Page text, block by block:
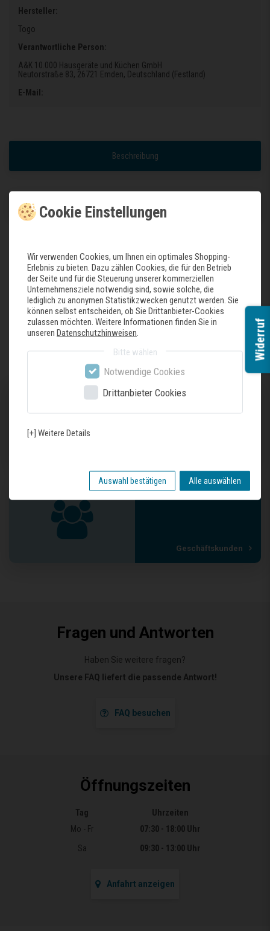
Hersteller:
Togo
Verantwortliche Person:
A&K 10.000 Hausgeräte und Küchen GmbH
Neutorstraße 83, 26721 Emden, Deutschland (Festland)
E-Mail:
Beschreibung
Weitere Details
Geeignet für alle Waschbecken der R-Serie mit Edelstahlstecker
Edelstahl
Zuletzt gesehene Produkte
Geschäftskunden
Fragen und Antworten
Haben Sie weitere fragen?
Unsere FAQ liefert die passende Antwort!
FAQ besuchen
Öffnungszeiten
Öffnungszeiten
Tag
Uhrzeiten
Mo - Fr
07:30 - 18:00 Uhr
Sa
09:30 - 13:00 Uhr
Anfahrt anzeigen
Cookie Einstellungen
Wir verwenden Cookies, um Ihnen ein optimales Shopping-
Erlebnis zu bieten. Dazu zählen Cookies, die für den Betrieb
der Seite und für die Steuerung unserer kommerziellen
Unternehmensziele notwendig sind, sowie solche, die
lediglich zu anonymen Statistikzwecken genutzt werden. Sie
können selbst entscheiden, ob Sie Drittanbieter-Cookies
zulassen möchten. Weitere Informationen finden Sie in
unseren Datenschutzhinweisen
Bitte wählen
Notwendige Cookies
Drittanbieter Cookies
[+] Weitere Details
Auswahl bestätigen Alle auswählen
Widerruf